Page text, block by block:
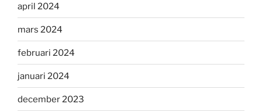
april 2024
mars 2024
februari 2024
januari 2024
december 2023